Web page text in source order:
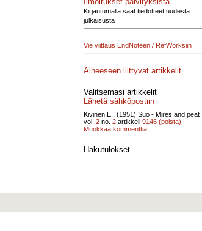
Kirjautumalla saat tiedotteet uudesta
julkaisusta
Vie viittaus EndNoteen / RefWorksiin
Aiheeseen liittyvät artikkelit
Valitsemasi artikkelit
Lähetä sähköpostiin
Kivinen E., (1951) Suo - Mires and peat
vol. 2 no. 2 artikkeli 9146 (poista) |
Muokkaa kommenttia
Hakutulokset